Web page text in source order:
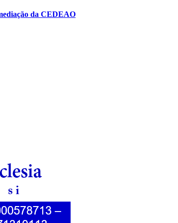
da CEDEAO